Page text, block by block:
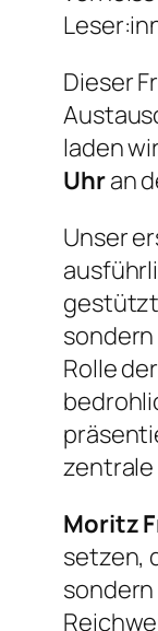
Dieser
laden
Uhran
Unser
Rolle
zentrale
Moritz
setzen,